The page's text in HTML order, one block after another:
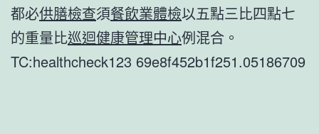
都必供膳檢查須餐飲業體檢以五點三比四點七
的重量比巡迴健康管理中心例混合。
TC:healthcheck123 69e8f452b1f251.05186709